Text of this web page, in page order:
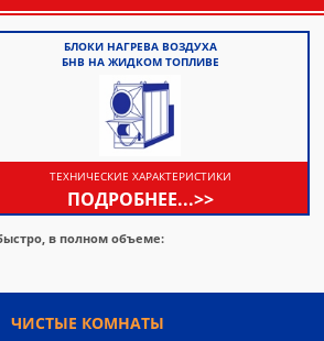
БЛОКИ НАГРЕВА ВОЗДУХА
БНВ НА ЖИДКОМ ТОПЛИВЕ
ТЕХНИЧЕСКИЕ ХАРАКТЕРИСТИКИ
ПОДРОБНЕЕ...>>
в полном объеме:
ЧИСТЫЕ КОМНАТЫ